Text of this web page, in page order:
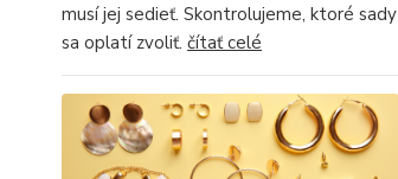
musí jej sedieť. Skontrolujeme, ktoré sady
sa oplatí zvoliť. čítať celé